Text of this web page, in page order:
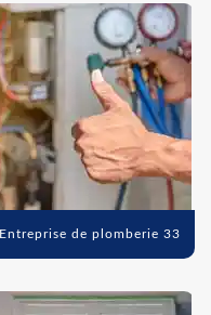
Entreprise de plomberie 33